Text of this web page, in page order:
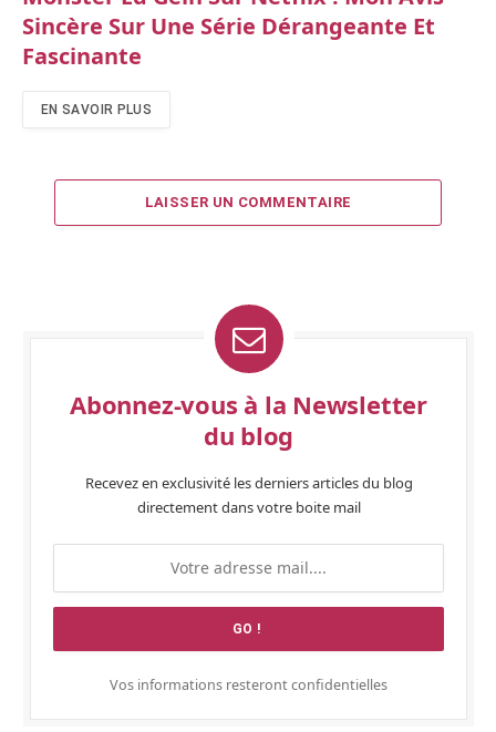
Sincère Sur Une Série Dérangeante Et
Fascinante
EN SAVOIR PLUS
LAISSER UN COMMENTAIRE
Abonnez-vous à la Newsletter
du blog
Recevez en exclusivité les derniers articles du blog
directement dans votre boite mail
Vos informations resteront confidentielles